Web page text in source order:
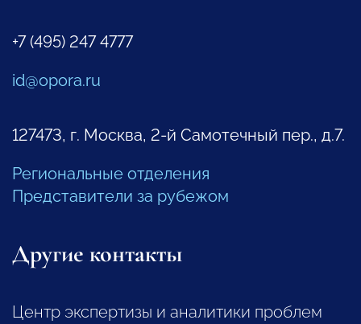
+7 (495) 247 4777
id@opora.ru
127473, г. Москва, 2-й Самотечный пер., д.7.
Региональные отделения
Представители за рубежом
Другие контакты
Центр экспертизы и аналитики проблем